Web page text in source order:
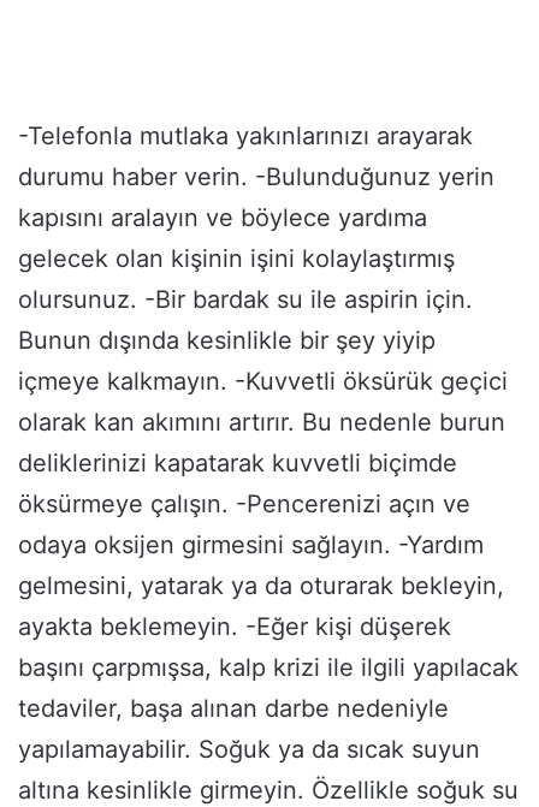
-Telefonla mutlaka yakınlarınızı arayarak
durumu haber verin. -Bulunduğunuz yerin
kapısını aralayın ve böylece yardıma
gelecek olan kişinin işini kolaylaştırmış
olursunuz. -Bir bardak su ile aspirin için.
Bunun dışında kesinlikle bir şey yiyip
içmeye kalkmayın. -Kuvvetli öksürük geçici
olarak kan akımını artırır. Bu nedenle burun
deliklerinizi kapatarak kuvvetli biçimde
öksürmeye çalışın. -Pencerenizi açın ve
odaya oksijen girmesini sağlayın. -Yardım
gelmesini, yatarak ya da oturarak bekleyin,
ayakta beklemeyin. -Eğer kişi düşerek
başını çarpmışsa, kalp krizi ile ilgili yapılacak
tedaviler, başa alınan darbe nedeniyle
yapılamayabilir. Soğuk ya da sıcak suyun
altına kesinlikle girmeyin. Özellikle soğuk su